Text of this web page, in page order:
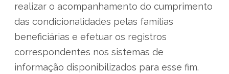
realizar o acompanhamento do cumprimento
das condicionalidades pelas famílias
beneficiárias e efetuar os registros
correspondentes nos sistemas de
informação disponibilizados para esse fim.